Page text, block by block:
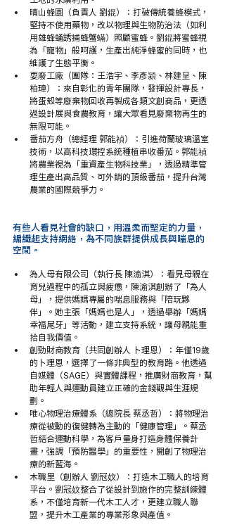
晴山蜂園（負責人 劉錕）：打破傳統養蜂模式，
堅持不使用藥物，改以物理與生物防治法（如利
用雄蜂蛹誘捕蜂蟹蟎）照顧蜜蜂。劉錕將蜜蜂視
為「寵物」般呵護，生產出純淨蜂蜜的同時，也
維護了生態平衡。
耍廢工廠（團隊：王浩宇、李彥潁、林建呈、陳
柏瑋）：來自彰化的青年團隊，發揮設計專長，
將蛋殼等廢棄物回收再製成各類文創商品，更透
過設計展與食農教育，讓大眾看見廢棄物再生的
無限可能。
番茄方舟（總經理 郭能禎）：引進荷蘭玻璃溫室
技術，以高科技環控系統種植串收番茄。郭能禎
將農業視為「重資產生物科技業」，透過精準管
理生產出高品質、可外銷的頂級番茄，提升台灣
農業的國際競爭力。
有些人看見社會的缺口，用溫柔而堅定的力量，
編織起支持網絡，為不同族群提供成長與喘息的
空間。
為人母有限公司（執行長 陳渝淇）：看見母親在
育兒過程中的孤立與疲憊，陳渝淇創辦了「為人
母」，提供媽媽專屬的喘息服務與「陪玩夥
伴」。她主張「媽媽也是人」，透過舉辦「媽媽
幸福尾牙」等活動，建立支持系統，讓母親能重
拾自我價值。
創勁財商教育（共同創辦人 卜理恩）：年僅19歲
的卜理恩，選擇了一條非典型的教育路。他透過
自媒體（SAGE）與實體課程，推廣財商教育，幫
助年輕人與運動員建立正確的金錢觀與生涯規
劃。
唯心物理治療體系（總院長 蔡丞哲）：將物理治
療從被動的復健轉為主動的「健康管理」。蔡丞
哲結合運動科學，為客戶量身打造身體保養計
畫，強調「預防醫學」的重要性，開創了物理治
療的新藍海。
木職里（創辦人 劉冠妏）：打造木工職人的培育
平台。劉冠妏整合了從設計到施作的完整訓練體
系，不僅培育新一代木工人才，更建立職人聯
盟，提升木工產業的專業形象與產值。